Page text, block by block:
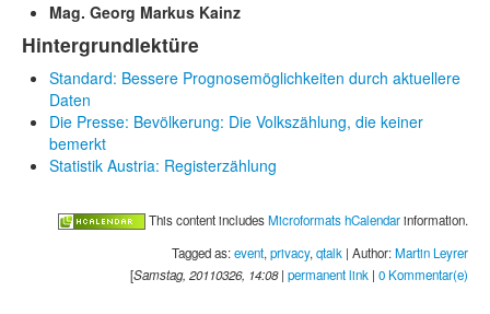
Mag. Georg Markus Kainz
Hintergrundlektüre
Standard: Bessere Prognosemöglichkeiten durch aktuellere
Daten
Die Presse: Bevölkerung: Die Volkszählung, die keiner
bemerkt
Statistik Austria: Registerzählung
This content includesMicroformats hCalendarinformation.
Tagged as:event, privacy, qtalk | Author:Martin Leyrer
[Samstag, 20110326, 14:08| permanent link | 0 Kommentar(e)